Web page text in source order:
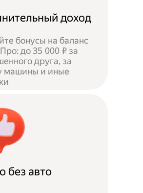
доход
бонусы на баланс
до 35 000 ₽ за
друга, за
машины и иные
без авто